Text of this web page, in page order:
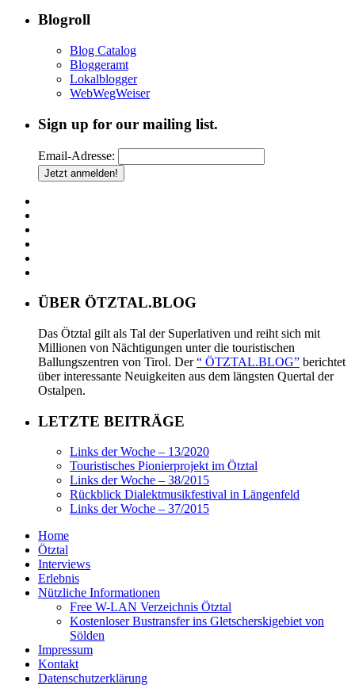
Blogroll
Blog Catalog
Bloggeramt
Lokalblogger
WebWegWeiser
Sign up for our mailing list.
Email-Adresse:
ÜBER ÖTZTAL.BLOG
Das Ötztal gilt als Tal der Superlativen und reiht sich mit
Millionen von Nächtigungen unter die touristischen
Ballungszentren von Tirol. Der“ ÖTZTAL.BLOG” berichtet
über interessante Neuigkeiten aus dem längsten Quertal der
Ostalpen.
LETZTE BEITRÄGE
Links der Woche – 13/2020
Touristisches Pionierprojekt im Ötztal
Links der Woche – 38/2015
Rückblick Dialektmusikfestival in Längenfeld
Links der Woche – 37/2015
Home
Ötztal
Interviews
Erlebnis
Nützliche Informationen
Free W-LAN Verzeichnis Ötztal
Kostenloser Bustransfer ins Gletscherskigebiet von
Sölden
Impressum
Kontakt
Datenschutzerklärung